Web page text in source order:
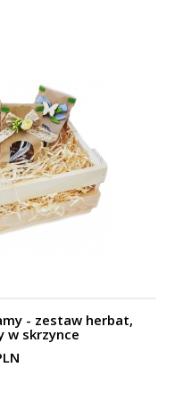
- zestaw herbat,
w skrzynce